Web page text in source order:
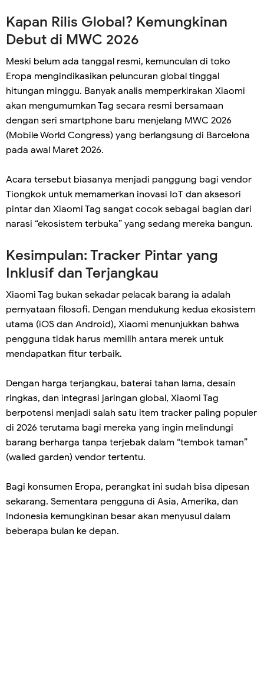
Kapan Rilis Global? Kemungkinan
Debut di MWC 2026
Meski belum ada tanggal resmi, kemunculan di toko
Eropa mengindikasikan peluncuran global tinggal
hitungan minggu. Banyak analis memperkirakan Xiaomi
akan mengumumkan Tag secara resmi bersamaan
dengan seri smartphone baru menjelang MWC 2026
(Mobile World Congress) yang berlangsung di Barcelona
pada awal Maret 2026.
Acara tersebut biasanya menjadi panggung bagi vendor
Tiongkok untuk memamerkan inovasi IoT dan aksesori
pintar dan Xiaomi Tag sangat cocok sebagai bagian dari
narasi “ekosistem terbuka” yang sedang mereka bangun.
Kesimpulan: Tracker Pintar yang
Inklusif dan Terjangkau
Xiaomi Tag bukan sekadar pelacak barang ia adalah
pernyataan filosofi. Dengan mendukung kedua ekosistem
utama (iOS dan Android), Xiaomi menunjukkan bahwa
pengguna tidak harus memilih antara merek untuk
mendapatkan fitur terbaik.
Dengan harga terjangkau, baterai tahan lama, desain
ringkas, dan integrasi jaringan global, Xiaomi Tag
berpotensi menjadi salah satu item tracker paling populer
di 2026 terutama bagi mereka yang ingin melindungi
barang berharga tanpa terjebak dalam “tembok taman”
(walled garden) vendor tertentu.
Bagi konsumen Eropa, perangkat ini sudah bisa dipesan
sekarang. Sementara pengguna di Asia, Amerika, dan
Indonesia kemungkinan besar akan menyusul dalam
beberapa bulan ke depan.